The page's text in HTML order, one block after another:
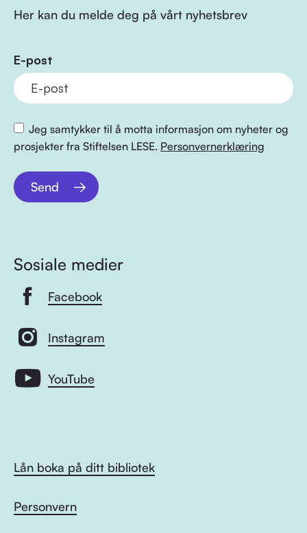
Her kan du melde deg på vårt nyhetsbrev
E-post
Jeg samtykker til å motta informasjon om nyheter og
prosjekter fra Stiftelsen LESE. Personvernerklæring
Send
Sosiale medier
Facebook
Instagram
YouTube
Lån boka på ditt bibliotek
Personvern